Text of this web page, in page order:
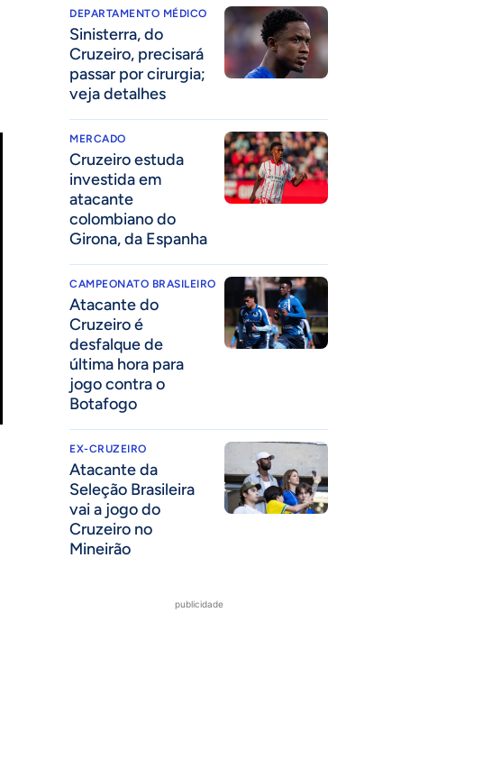
DEPARTAMENTO MÉDICO
Sinisterra, do
Cruzeiro, precisará
passar por cirurgia;
veja detalhes
MERCADO
Cruzeiro estuda
investida em
atacante
colombiano do
Girona, da Espanha
CAMPEONATO BRASILEIRO
Atacante do
Cruzeiro é
desfalque de
última hora para
jogo contra o
Botafogo
EX-CRUZEIRO
Atacante da
Seleção Brasileira
vai a jogo do
Cruzeiro no
Mineirão
publicidade